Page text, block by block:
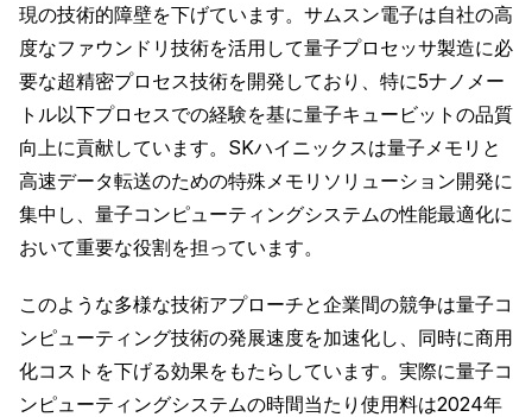
現の技術的障壁を下げています。サムスン電子は自社の高
度なファウンドリ技術を活用して量子プロセッサ製造に必
要な超精密プロセス技術を開発しており、特に5ナノメー
トル以下プロセスでの経験を基に量子キュービットの品質
向上に貢献しています。SKハイニックスは量子メモリと
高速データ転送のための特殊メモリソリューション開発に
集中し、量子コンピューティングシステムの性能最適化に
おいて重要な役割を担っています。
このような多様な技術アプローチと企業間の競争は量子コ
ンピューティング技術の発展速度を加速化し、同時に商用
化コストを下げる効果をもたらしています。実際に量子コ
ンピューティングシステムの時間当たり使用料は2024年